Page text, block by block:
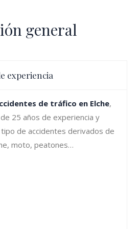
general
experiencia
de tráfico en Elche,
25 años de experiencia y
de accidentes derivados de
moto, peatones…